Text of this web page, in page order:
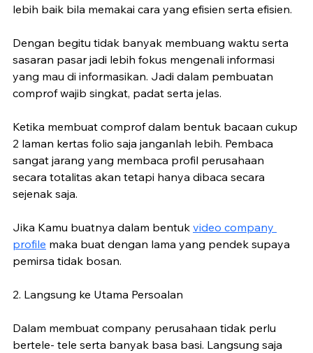
lebih baik bila memakai cara yang efisien serta efisien.
Dengan begitu tidak banyak membuang waktu serta
sasaran pasar jadi lebih fokus mengenali informasi
yang mau di informasikan. Jadi dalam pembuatan
comprof wajib singkat, padat serta jelas.
Ketika membuat comprof dalam bentuk bacaan cukup
2 laman kertas folio saja janganlah lebih. Pembaca
sangat jarang yang membaca profil perusahaan
secara totalitas akan tetapi hanya dibaca secara
sejenak saja.
Jika Kamu buatnya dalam bentuk video company
profile maka buat dengan lama yang pendek supaya
pemirsa tidak bosan.
2. Langsung ke Utama Persoalan
Dalam membuat company perusahaan tidak perlu
bertele- tele serta banyak basa basi. Langsung saja